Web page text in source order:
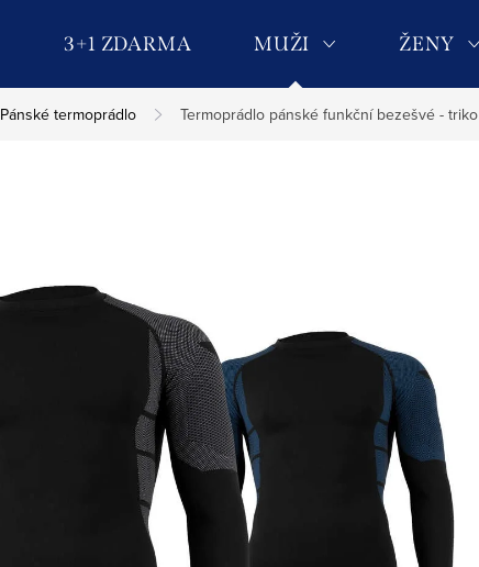
3+1 ZDARMA MUŽI ŽENY
Pánské termoprádlo Termoprádlo pánské funkční bezešvé - triko